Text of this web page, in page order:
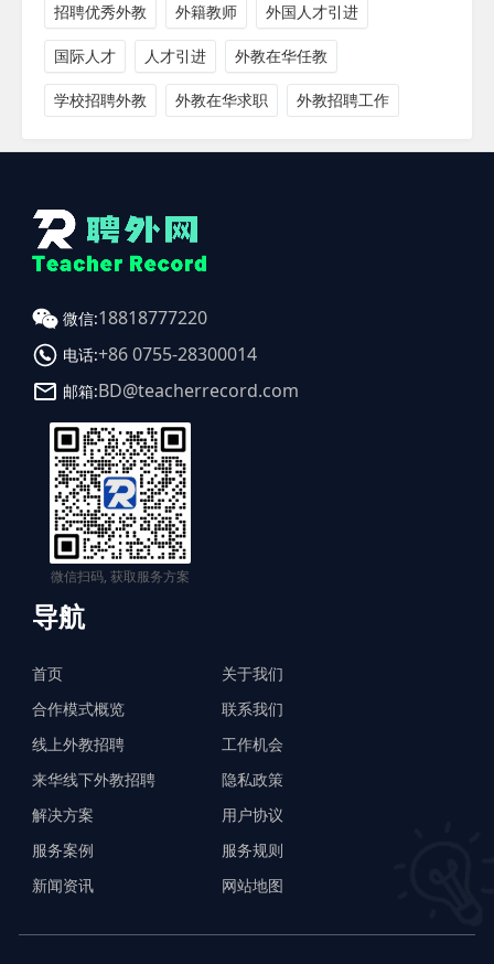
招聘优秀外教 外籍教师 外国人才引进
国际人才 人才引进 外教在华任教
学校招聘外教 外教在华求职 外教招聘工作
微信:18818777220
电话:+86 0755-28300014
邮箱:BD@teacherrecord.com
微信扫码, 获取服务方案
导航
首页
合作模式概览
线上外教招聘
来华线下外教招聘
解决方案
服务案例
新闻资讯
关于我们
联系我们
工作机会
隐私政策
用户协议
服务规则
网站地图